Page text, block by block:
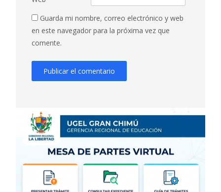
Guarda mi nombre, correo electrónico y web
en este navegador para la próxima vez que
comente.